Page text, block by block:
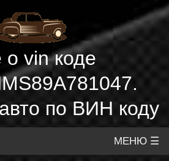
о vin коде
по ВИН коду
МЕНЮ ☰